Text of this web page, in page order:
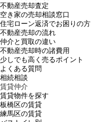
不動産売却査定
空き家の売却相談窓口
住宅ローン返済でお困りの方
不動産売却の流れ
仲介と買取の違い
不動産売却時の諸費用
少しでも高く売るポイント
よくある質問
相続相談
賃貸仲介
賃貸物件を探す
板橋区の賃貸
練馬区の賃貸